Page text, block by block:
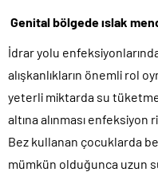
Genital bölgede ıslak
İdrar yolu
alışkanlıkların önemli rol
yeterli miktarda su
altına alınması
Bez kullanan çocuklarda
mümkün olduğunca uzun